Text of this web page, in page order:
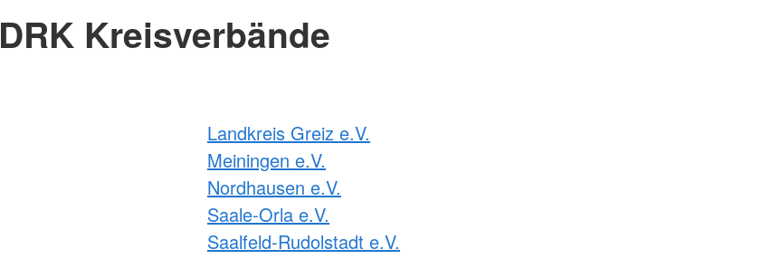
DRK Kreisverbände
Landkreis Greiz e.V.
Meiningen e.V.
Nordhausen e.V.
Saale-Orla e.V.
Saalfeld-Rudolstadt e.V.